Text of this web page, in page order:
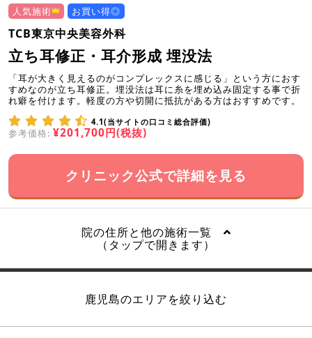
人気施術 お買い得◎
TCB東京中央美容外科
立ち耳修正・耳介形成 埋没法
「耳が大きく見えるのがコンプレックスに感じる」という方におす
すめなのが立ち耳修正。埋没法は耳に糸を埋め込み固定する事で折
れ癖を付けます。軽度の方や切開に抵抗がある方はおすすめです。
4.1(当サイトの口コミ総合評価)
参考価格: ¥201,700円(税抜)
クリニック公式で詳細を見る
院の住所と他の施術一覧
（タップで開きます）
鹿児島のエリアを絞り込む